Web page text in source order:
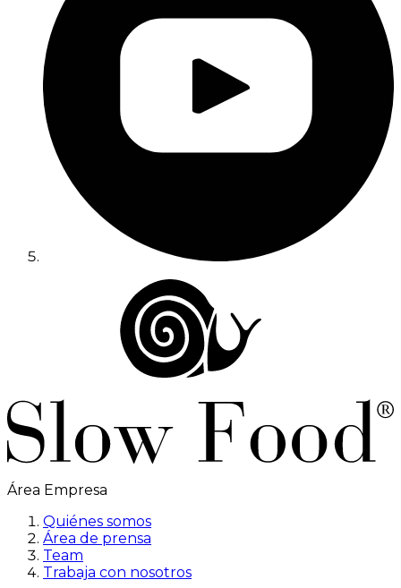
Área Empresa
Quiénes somos
Área de prensa
Team
Trabaja con nosotros